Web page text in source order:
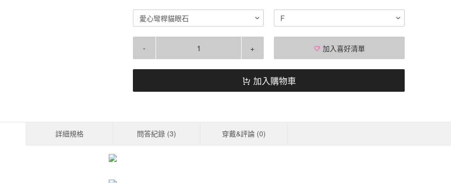
愛心彎桿貓眼石 F
- + 加入喜好清單
加入購物車
詳細規格 問答紀錄 (3) 穿戴&評論 (0)